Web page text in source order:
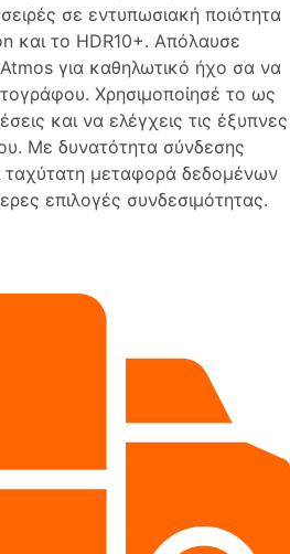
σειρές σε εντυπωσιακή ποιότητα
και το HDR10+. Απόλαυσε
για καθηλωτικό ήχο σα να
Χρησιμοποίησέ το ως
και να ελέγχεις τις έξυπνες
Με δυνατότητα σύνδεσης
μεταφορά δεδομένων
επιλογές συνδεσιμότητας.